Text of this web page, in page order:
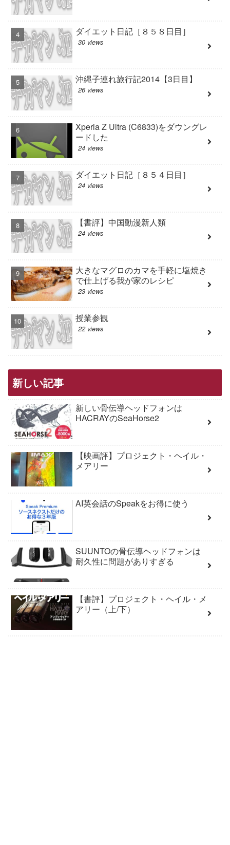
ダイエット日記［８５８日目］
30 views
沖縄子連れ旅行記2014【3日目】
26 views
Xperia Z Ultra (C6833)をダウングレ
ードした
24 views
ダイエット日記［８５４日目］
24 views
【書評】中国動漫新人類
24 views
大きなマグロのカマを手軽に塩焼き
で仕上げる我が家のレシピ
23 views
授業参観
22 views
新しい記事
新しい骨伝導ヘッドフォンは
HACRAYのSeaHorse2
【映画評】プロジェクト・ヘイル・
メアリー
AI英会話のSpeakをお得に使う
SUUNTOの骨伝導ヘッドフォンは
耐久性に問題がありすぎる
【書評】プロジェクト・ヘイル・メ
アリー（上/下）